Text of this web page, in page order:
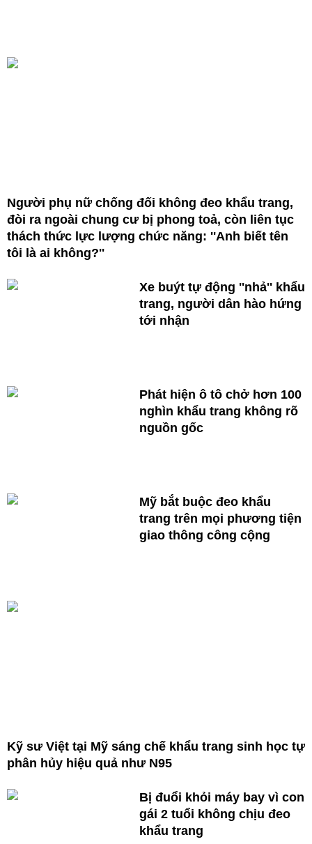
Người phụ nữ chống đối không đeo khẩu trang,
đòi ra ngoài chung cư bị phong toả, còn liên tục
thách thức lực lượng chức năng: ''Anh biết tên
tôi là ai không?''
Xe buýt tự động ''nhả'' khẩu
trang, người dân hào hứng
tới nhận
Phát hiện ô tô chở hơn 100
nghìn khẩu trang không rõ
nguồn gốc
Mỹ bắt buộc đeo khẩu
trang trên mọi phương tiện
giao thông công cộng
Kỹ sư Việt tại Mỹ sáng chế khẩu trang sinh học tự
phân hủy hiệu quả như N95
Bị đuổi khỏi máy bay vì con
gái 2 tuổi không chịu đeo
khẩu trang